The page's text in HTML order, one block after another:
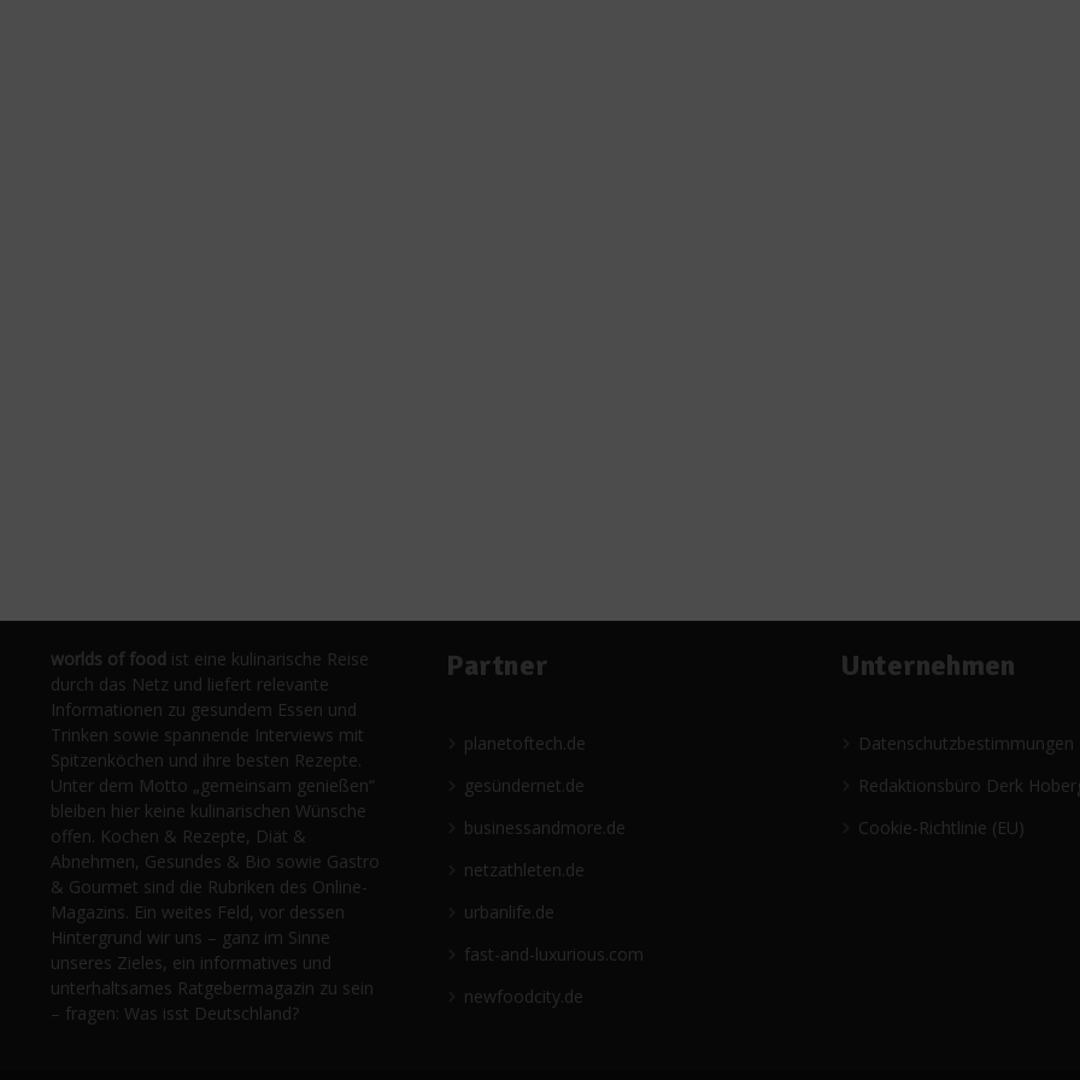
worlds of food ist eine kulinarische Reise
durch das Netz und liefert relevante
Informationen zu gesundem Essen und
Trinken sowie spannende Interviews mit
Spitzenköchen und ihre besten Rezepte.
Unter dem Motto „gemeinsam genießen“
bleiben hier keine kulinarischen Wünsche
offen. Kochen & Rezepte, Diät &
Abnehmen, Gesundes & Bio sowie Gastro
& Gourmet sind die Rubriken des Online-
Magazins. Ein weites Feld, vor dessen
Hintergrund wir uns – ganz im Sinne
unseres Zieles, ein informatives und
unterhaltsames Ratgebermagazin zu sein
– fragen: Was isst Deutschland?
Partner
planetoftech.de
gesündernet.de
businessandmore.de
netzathleten.de
urbanlife.de
fast-and-luxurious.com
newfoodcity.de
Unternehmen
Datenschutzbestimmungen
Redaktionsbüro Derk
Cookie-Richtlinie (EU)